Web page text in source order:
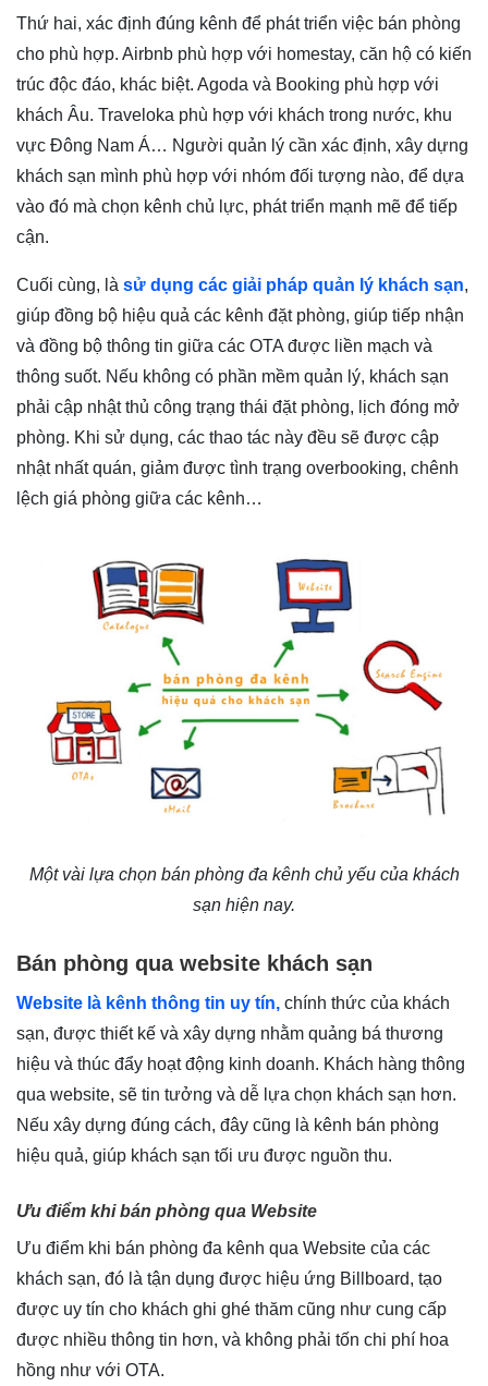
Thứ hai, xác định đúng kênh để phát triển việc bán phòng
cho phù hợp. Airbnb phù hợp với homestay, căn hộ có kiến
trúc độc đáo, khác biệt. Agoda và Booking phù hợp với
khách Âu. Traveloka phù hợp với khách trong nước, khu
vực Đông Nam Á… Người quản lý cần xác định, xây dựng
khách sạn mình phù hợp với nhóm đối tượng nào, để dựa
vào đó mà chọn kênh chủ lực, phát triển mạnh mẽ để tiếp
cận.
Cuối cùng, là sử dụng các giải pháp quản lý khách sạn,
giúp đồng bộ hiệu quả các kênh đặt phòng, giúp tiếp nhận
và đồng bộ thông tin giữa các OTA được liền mạch và
thông suốt. Nếu không có phần mềm quản lý, khách sạn
phải cập nhật thủ công trạng thái đặt phòng, lịch đóng mở
phòng. Khi sử dụng, các thao tác này đều sẽ được cập
nhật nhất quán, giảm được tình trạng overbooking, chênh
lệch giá phòng giữa các kênh…
Một vài lựa chọn bán phòng đa kênh chủ yếu của khách
sạn hiện nay.
Bán phòng qua website khách sạn
Website là kênh thông tin uy tín, chính thức của khách
sạn, được thiết kế và xây dựng nhằm quảng bá thương
hiệu và thúc đẩy hoạt động kinh doanh. Khách hàng thông
qua website, sẽ tin tưởng và dễ lựa chọn khách sạn hơn.
Nếu xây dựng đúng cách, đây cũng là kênh bán phòng
hiệu quả, giúp khách sạn tối ưu được nguồn thu.
Ưu điểm khi bán phòng qua Website
Ưu điểm khi bán phòng đa kênh qua Website của các
khách sạn, đó là tận dụng được hiệu ứng Billboard, tạo
được uy tín cho khách ghi ghé thăm cũng như cung cấp
được nhiều thông tin hơn, và không phải tốn chi phí hoa
hồng như với OTA.